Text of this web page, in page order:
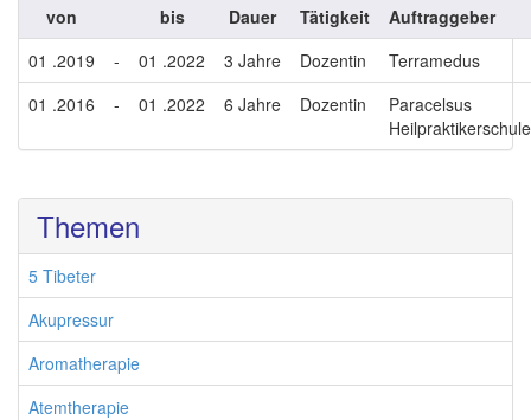
von bis Dauer Tätigkeit
Auftraggeber
01 .2019
- 01 .2022 3 Jahre Dozentin
Terramedus
01 .2016
- 01 .2022 6 Jahre Dozentin
Paracelsus
Themen
5 Tibeter
Akupressur
Aromatherapie
Atemtherapie